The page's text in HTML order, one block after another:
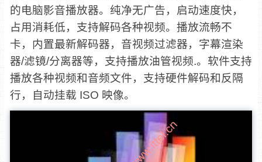
的电脑影音播放器。纯净无广告，启动速度快，
占用消耗低，支持解码各种视频。播放流畅不
卡，内置最新解码器，音视频过滤器，字幕渲染
器/滤镜/分离器等，支持播放油管视频.。软件支持
播放各种视频和音频文件，支持硬件解码和反隔
行，自动挂载 ISO 映像。